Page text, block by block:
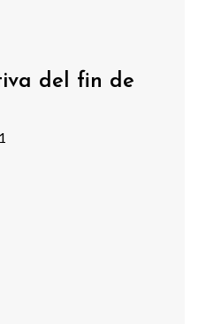
del fin de